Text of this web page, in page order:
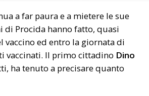
a far paura e a mietere le sue
di Procida hanno fatto, quasi
vaccino ed entro la giornata di
vaccinati. Il primo cittadino Dino
ha tenuto a precisare quanto